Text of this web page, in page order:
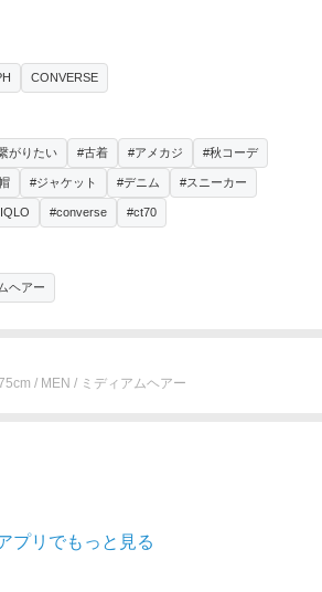
CONVERSE
がりたい #古着 #アメカジ #秋コーデ
#ジャケット #デニム #スニーカー
#converse #ct70
ヘアー
/ MEN / ミディアムヘアー
プリでもっと見る